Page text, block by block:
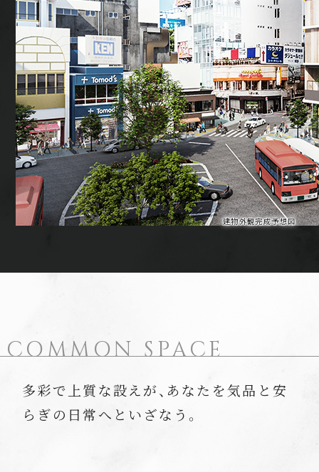
建物外観完成予想図
COMMON SPACE
多彩で上質な設えが、あなたを気品と安
らぎの日常へといざなう。